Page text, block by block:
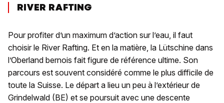
RIVER RAFTING
Pour profiter d’un maximum d’action sur l’eau, il faut
choisir le River Rafting. Et en la matière, la Lütschine dans
l’Oberland bernois fait figure de référence ultime. Son
parcours est souvent considéré comme le plus difficile de
toute la Suisse. Le départ a lieu un peu à l’extérieur de
Grindelwald (BE) et se poursuit avec une descente